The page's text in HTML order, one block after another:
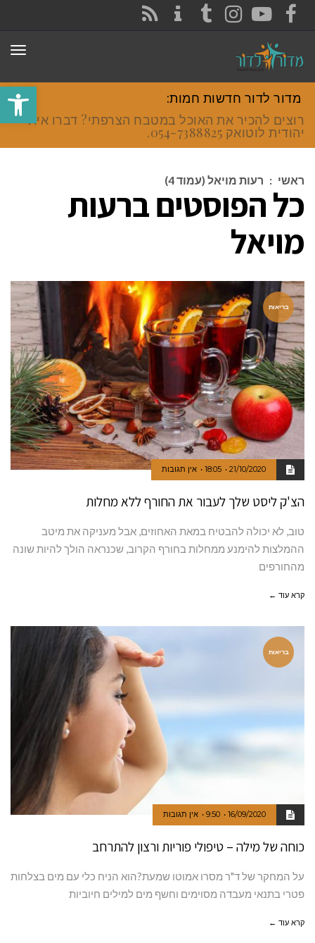
פתח
FACEBOOK
YOUTUBE
INSTAGRAM
TUMBLR
מדור לדור חדשות חמות:
רוצים להכיר את האוכל במטבח הצרפתי? דברו איתי
יהודית לוטואק 054-7388825.
ראשי : רעות מויאל (עמוד 4)
כל הפוסטים ברעות
מויאל
בריאות
21/10/2020
18:05 אין תגובות
הצ'ק ליסט שלך לעבור את החורף ללא מחלות
טוב, לא יכולה להבטיח במאת האחוזים, אבל מעניקה את מיטב
ההמלצות להימנע ממחלות בחורף הקרוב, שכנראה הולך להיות שונה
מהחורפים
קרא עוד ←
בריאות
16/09/2020
9:50 אין תגובות
כוחה של מילה – טיפולי פוריות ורצון להתרחב
על המחקר של ד"ר מסרו אמוטו שמעת?הוא הניח כלי עם מים בצלחות
פטרי בתנאי מעבדה מסוימים וחשף מים למילים חיוביות
קרא עוד ←